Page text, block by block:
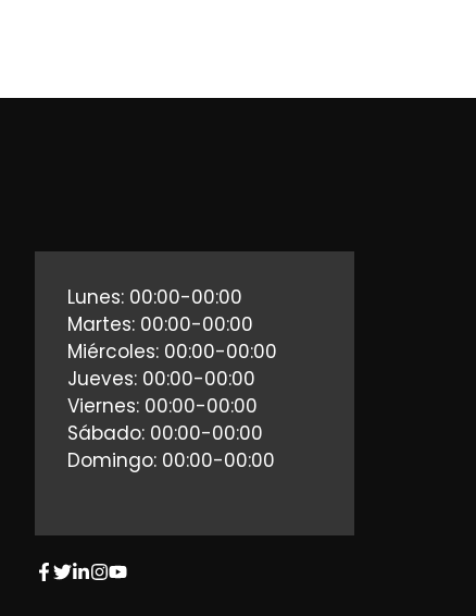
Lunes: 00:00-00:00
Martes: 00:00-00:00
Miércoles: 00:00-00:00
Jueves: 00:00-00:00
Viernes: 00:00-00:00
Sábado: 00:00-00:00
Domingo: 00:00-00:00